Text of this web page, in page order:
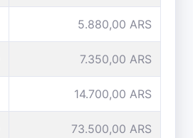
5.880,00 ARS
7.350,00 ARS
14.700,00 ARS
73.500,00 ARS